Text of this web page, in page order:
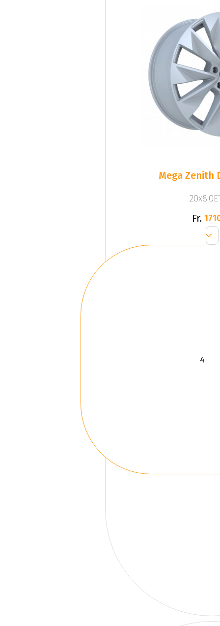
Mega Zenith
Fr.